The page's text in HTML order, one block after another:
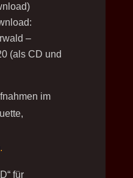
–
(als CD und
im
für